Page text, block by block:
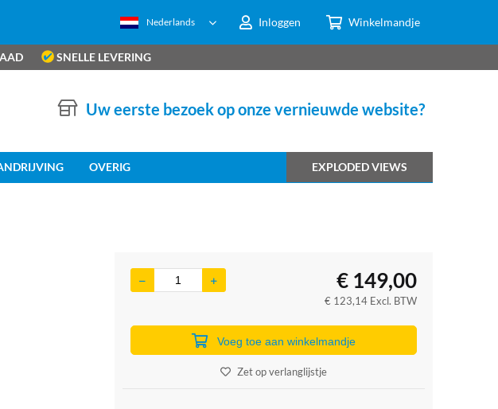
Inloggen Winkelmandje
Nederlands
SNELLE LEVERING
Uw eerste bezoek op onze vernieuwde website?
OVERIG EXPLODED VIEWS
€ 149,00
€ 123,14 Excl. BTW
Voeg toe aan winkelmandje
Zet op verlanglijstje